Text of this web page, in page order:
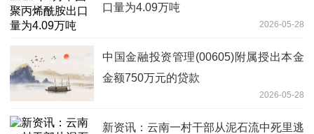
口量为4.09万吨
2026-05-28
中国金融投资管理(00605)附属授出本金
金额750万元的贷款
2026-05-28
新资讯：云南一村干部从泥石流中死里逃